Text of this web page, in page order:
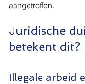
aangetroffen.
Juridische
betekent dit?
Illegale arbeid